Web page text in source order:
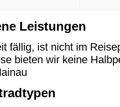
Leistungen
fällig, ist nicht im
bieten wir keine